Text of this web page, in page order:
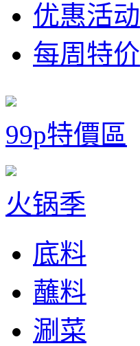
优惠活动
每周特价
99p特價區
火锅季
底料
蘸料
涮菜